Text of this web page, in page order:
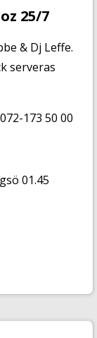
25/7
& Dj Leffe.
serveras
173 50 00
01.45